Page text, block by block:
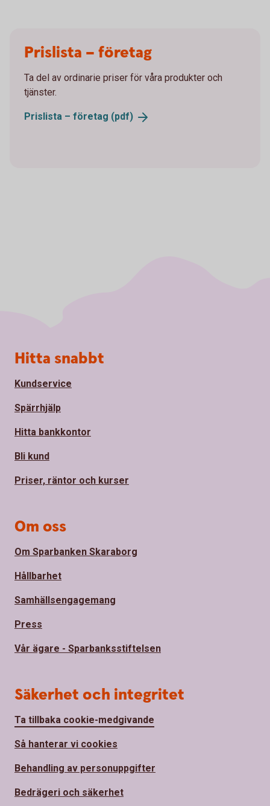
Prislista – företag
Ta del av ordinarie priser för våra produkter och
tjänster.
Prislista – företag (pdf)
Sidfot
Hitta snabbt
Kundservice
Spärrhjälp
Hitta bankkontor
Bli kund
Priser, räntor och kurser
Om oss
Om Sparbanken Skaraborg
Hållbarhet
Samhällsengagemang
Press
Vår ägare - Sparbanksstiftelsen
Säkerhet och integritet
Ta tillbaka cookie-medgivande
Så hanterar vi cookies
Behandling av personuppgifter
Bedrägeri och säkerhet